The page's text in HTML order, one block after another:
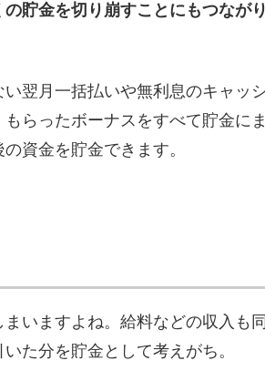
貯金を切り崩すことにもつなが
翌月一括払いや無利息のキャッ
らったボーナスをすべて貯金に
資金を貯金できます。
いますよね。給料などの収入も
た分を貯金として考えがち。